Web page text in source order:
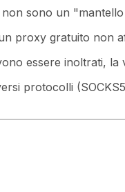
sono un
proxy gratuito non
essere inoltrati,
protocolli